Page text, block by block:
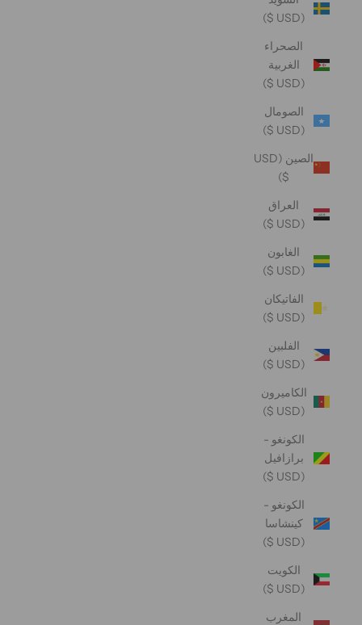
(USD $)
الصحراء
الغربية
(USD $)
الصومال
(USD $)
الصين (USD
$)
العراق
(USD $)
الغابون
(USD $)
الفاتيكان
(USD $)
الفلبين
(USD $)
الكاميرون
(USD $)
الكونغو -
برازافيل
(USD $)
الكونغو -
كينشاسا
(USD $)
الكويت
(USD $)
المغرب